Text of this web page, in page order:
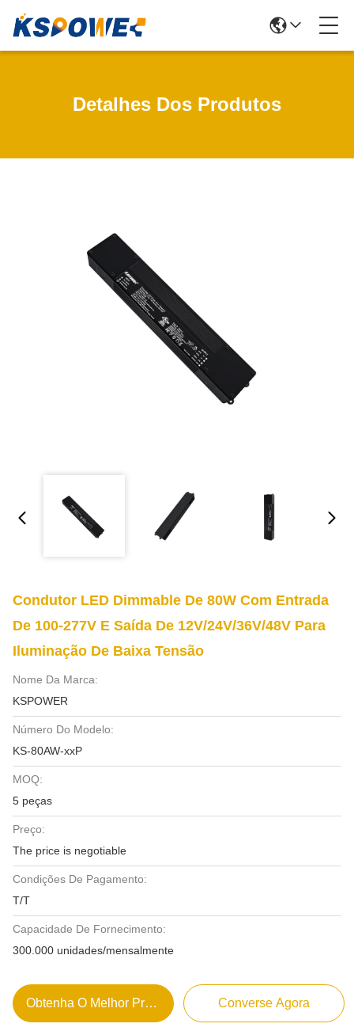
Detalhes Dos Produtos
Condutor LED Dimmable De 80W Com Entrada
De 100-277V E Saída De 12V/24V/36V/48V Para
Iluminação De Baixa Tensão
Nome Da Marca:
KSPOWER
Número Do Modelo:
KS-80AW-xxP
MOQ:
5 peças
Preço:
The price is negotiable
Condições De Pagamento:
T/T
Capacidade De Fornecimento:
300.000 unidades/mensalmente
Obtenha O Melhor Preço Converse Agora